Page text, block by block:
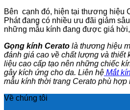
Bên cạnh đó, hiện tại thương hiệu
Phát đang có nhiều ưu đãi giảm
những mẫu kính đang được giá
Gọng kính Cerato là thương hiệu
đánh giá cao về chất lượng và thiết
liệu cao cấp tạo nên những chiếc
gây kích ứng cho da. Liên hệ Mắt
mẫu kính thời trang Cerato phù hợp
Về chúng tôi